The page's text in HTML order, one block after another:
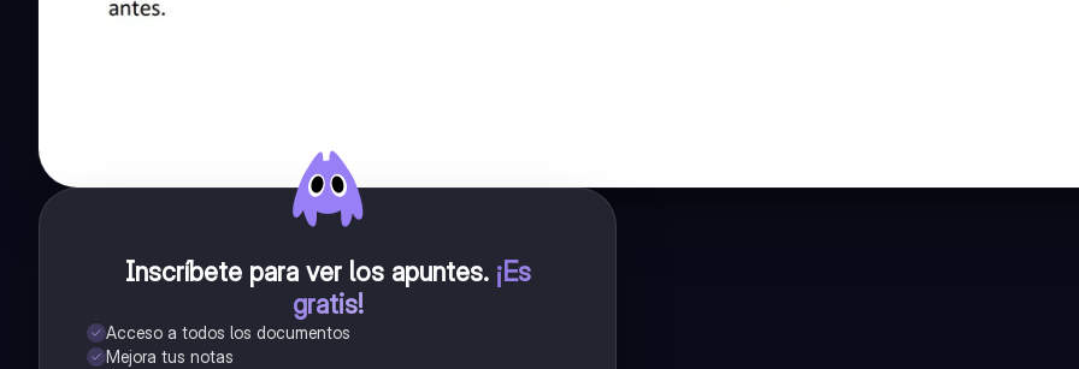
Inscríbete para ver los apuntes. ¡Es
gratis!
Acceso a todos los documentos
Mejora tus notas